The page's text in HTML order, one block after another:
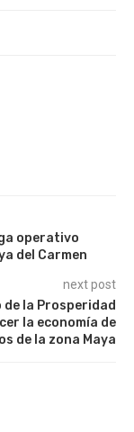
operativo
del Carmen
next post
de la Prosperidad
la economía de
de la zona Maya